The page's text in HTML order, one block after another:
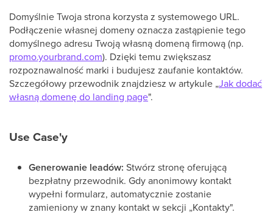
Domyślnie Twoja strona korzysta z systemowego URL.
Podłączenie własnej domeny oznacza zastąpienie tego
domyślnego adresu Twoją własną domeną firmową (np.
promo.yourbrand.com). Dzięki temu zwiększasz
rozpoznawalność marki i budujesz zaufanie kontaktów.
Szczegółowy przewodnik znajdziesz w artykule „Jak dodać
własną domenę do landing page".
Use Case'y
Generowanie leadów: Stwórz stronę oferującą
bezpłatny przewodnik. Gdy anonimowy kontakt
wypełni formularz, automatycznie zostanie
zamieniony w znany kontakt w sekcji „Kontakty".